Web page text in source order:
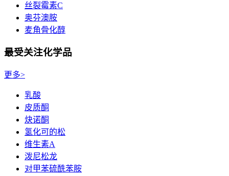
丝裂霉素C
奥芬澳胺
麦角骨化醇
最受关注化学品
更多>
乳酸
皮质酮
炔诺酮
氢化可的松
维生素A
泼尼松龙
对甲苯硫酰苯胺